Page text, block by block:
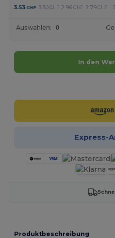
3.53 CHF 3.30 CHF 2.96 CHF 2.79 CHF
Auswahlen: 0
In den
Express-
Produktbeschreibung